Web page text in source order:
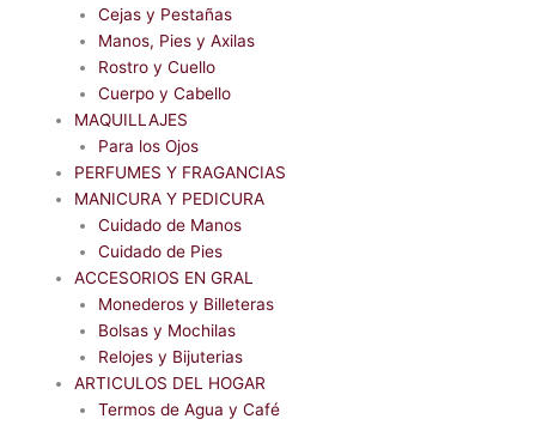
Cejas y Pestañas
Manos, Pies y Axilas
Rostro y Cuello
Cuerpo y Cabello
MAQUILLAJES
Para los Ojos
PERFUMES Y FRAGANCIAS
MANICURA Y PEDICURA
Cuidado de Manos
Cuidado de Pies
ACCESORIOS EN GRAL
Monederos y Billeteras
Bolsas y Mochilas
Relojes y Bijuterias
ARTICULOS DEL HOGAR
Termos de Agua y Café